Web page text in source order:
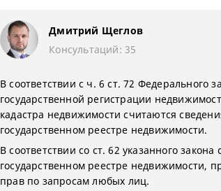
Дмитрий Щеглов
Консультаций: 35
В соответствии с ч. 6 ст. 72 Федерального
государственной регистрации
кадастра недвижимости считаются
государственном реестре недвижимости.
В соответствии со ст. 62 указанного
государственном реестре недвижимости,
прав по запросам любых лиц.